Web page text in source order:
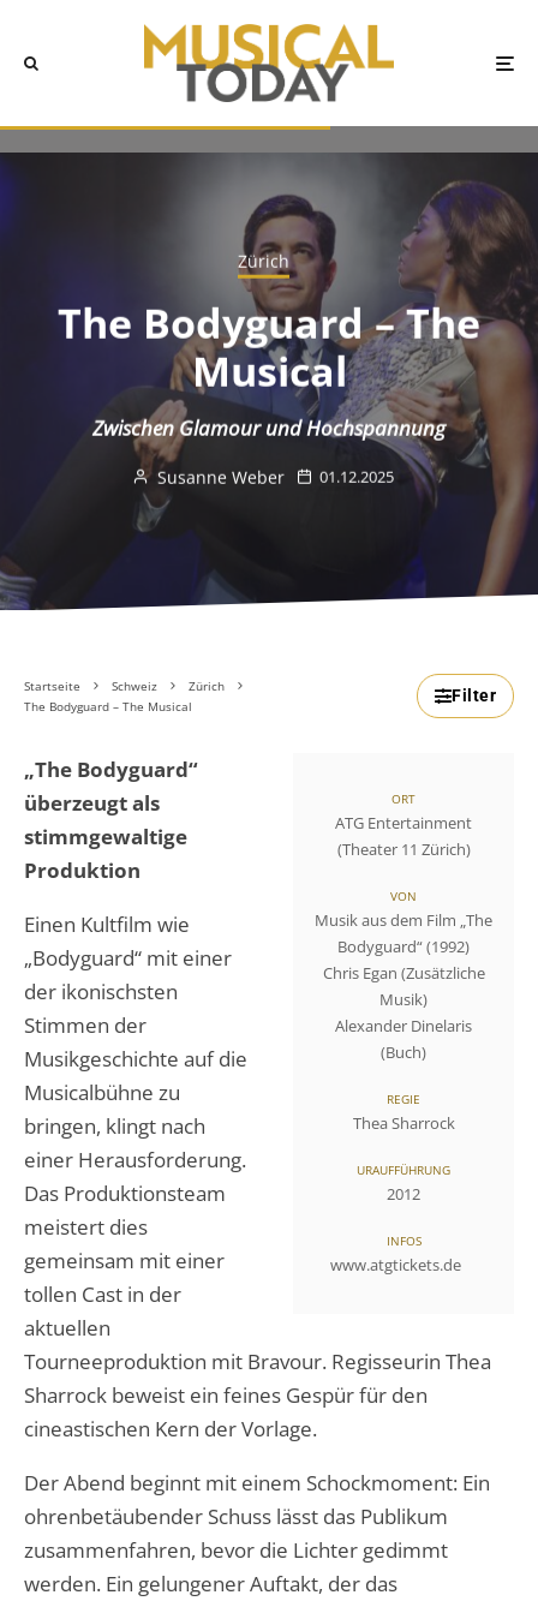
Zürich
The Bodyguard – The
Musical
Zwischen Glamour und Hochspannung
Susanne Weber 01.12.2025
Startseite Schweiz
Zürich
The Bodyguard – The Musical
Filter
ORT
ATG Entertainment
(Theater 11 Zürich)
VON
Musik aus dem Film „The
Bodyguard“ (1992)
Chris Egan (Zusätzliche
Musik)
Alexander Dinelaris
(Buch)
REGIE
Thea Sharrock
URAUFFÜHRUNG
2012
INFOS
www.atgtickets.de
„The Bodyguard“
überzeugt als
stimmgewaltige
Produktion
Einen Kultfilm wie
„Bodyguard“ mit einer
der ikonischsten
Stimmen der
Musikgeschichte auf die
Musicalbühne zu
bringen, klingt nach
einer Herausforderung.
Das Produktionsteam
meistert dies
gemeinsam mit einer
tollen Cast in der
aktuellen
Tourneeproduktion mit Bravour. Regisseurin Thea
Sharrock beweist ein feines Gespür für den
cineastischen Kern der Vorlage.
Der Abend beginnt mit einem Schockmoment: Ein
ohrenbetäubender Schuss lässt das Publikum
zusammenfahren, bevor die Lichter gedimmt
werden. Ein gelungener Auftakt, der das